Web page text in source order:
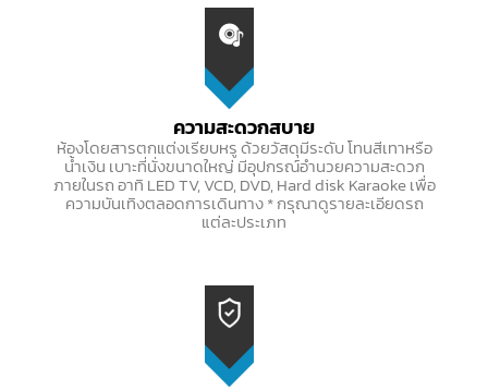
ความสะดวกสบาย
ห้องโดยสารตกแต่งเรียบหรู ด้วยวัสดุมีระดับ โทนสีเทาหรือ
น้ำเงิน เบาะที่นั่งขนาดใหญ่ มีอุปกรณ์อำนวยความสะดวก
ภายในรถ อาทิ LED TV, VCD, DVD, Hard disk Karaoke เพื่อ
ความบันเทิงตลอดการเดินทาง * กรุณาดูรายละเอียดรถ
แต่ละประเภท